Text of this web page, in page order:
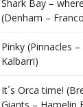
Shark Bay –
(Denham –
Pinky (Pinnacles
Kalbarri)
It´s Orca time!